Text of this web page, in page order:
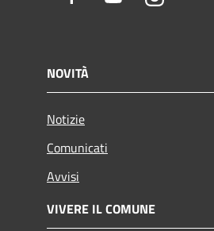
NOVITÀ
Notizie
Comunicati
Avvisi
VIVERE IL COMUNE